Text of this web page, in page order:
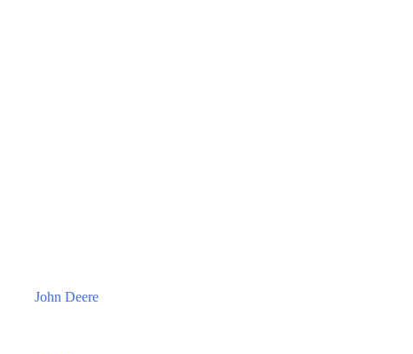
John Deere